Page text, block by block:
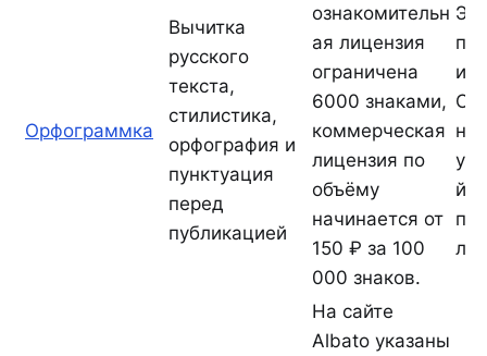
Орфограммка
Вычитка
русского
текста,
стилистика,
орфография и
пунктуация
перед
публикацией
ознакомительн
ая лицензия
ограничена
6000 знаками,
коммерческая
лицензия по
объёму
начинается от
150 ₽ за 100
000 знаков.
не
й
На сайте
Albato указаны